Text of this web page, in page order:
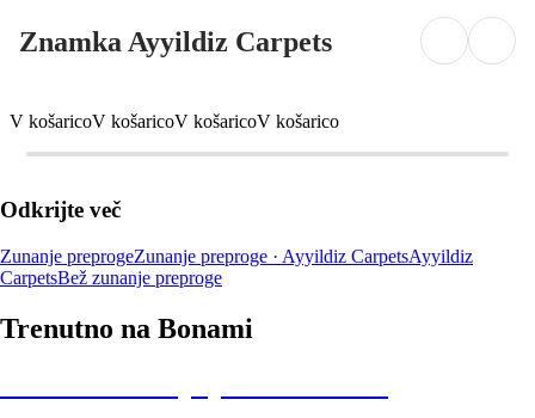
Znamka Ayyildiz Carpets
V košaricoV košaricoV košaricoV košarico
Odkrijte več
Zunanje preprogeZunanje preproge · Ayyildiz CarpetsAyyildiz
CarpetsBež zunanje preproge
Trenutno na Bonami